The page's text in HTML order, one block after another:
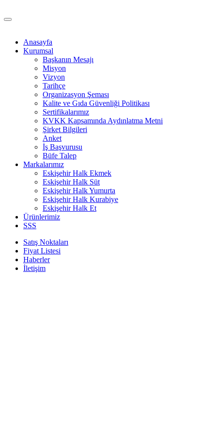
Anasayfa
Kurumsal
Başkanın Mesajı
Misyon
Vizyon
Tarihçe
Organizasyon Şeması
Kalite ve Gıda Güvenliği Politikası
Sertifikalarımız
KVKK Kapsamında Aydınlatma Metni
Şirket Bilgileri
Anket
İş Başvurusu
Büfe Talep
Markalarımız
Eskişehir Halk Ekmek
Eskişehir Halk Süt
Eskişehir Halk Yumurta
Eskişehir Halk Kurabiye
Eskişehir Halk Et
Ürünlerimiz
SSS
Satış Noktaları
Fiyat Listesi
Haberler
İletişim